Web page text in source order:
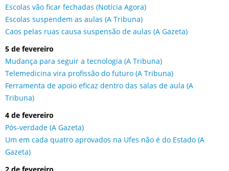
Escolas vão ficar fechadas (Notícia Agora)
Escolas suspendem as aulas (A Tribuna)
Caos pelas ruas causa suspensão de aulas (A Gazeta)
5 de fevereiro
Mudança para seguir a tecnologia (A Tribuna)
Telemedicina vira profissão do futuro (A Tribuna)
Ferramenta de apoio eficaz dentro das salas de aula (A
Tribuna)
4 de fevereiro
Pós-verdade (A Gazeta)
Um em cada quatro aprovados na Ufes não é do Estado (A
Gazeta)
2 de fevereiro